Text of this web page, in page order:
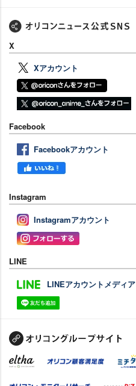
X
Xアカウント
Facebook
Facebookアカウント
Instagram
Instagramアカウント
LINE
LINEアカウントメディア